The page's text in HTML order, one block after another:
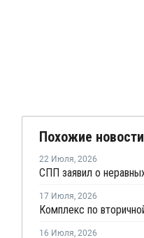
Похожие новости
22 Июля, 2026
17 Июля, 2026
16 Июля, 2026